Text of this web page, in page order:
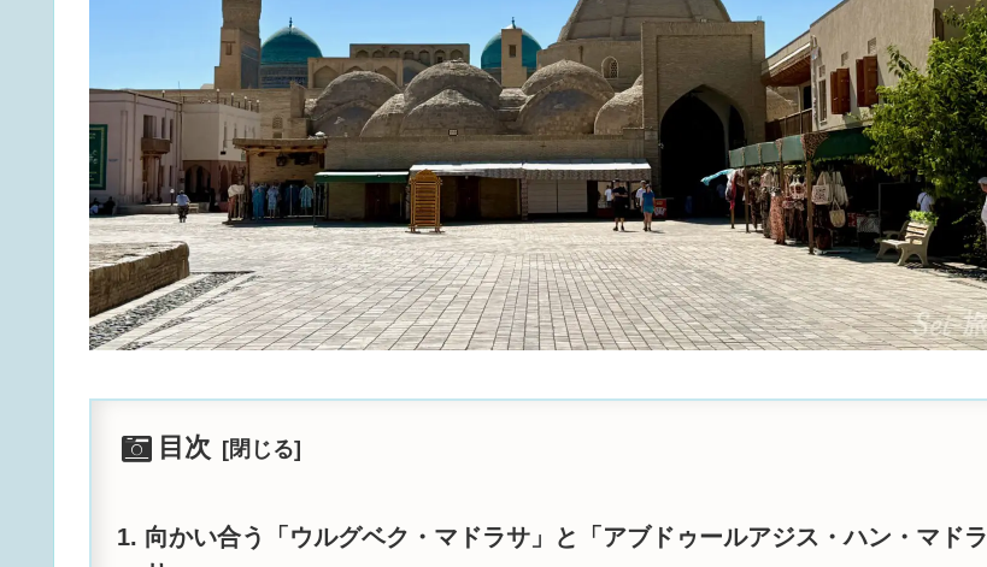
目次
向かい合う「ウルグベク・マドラサ」と「アブドゥールアジス・ハン・マドラ